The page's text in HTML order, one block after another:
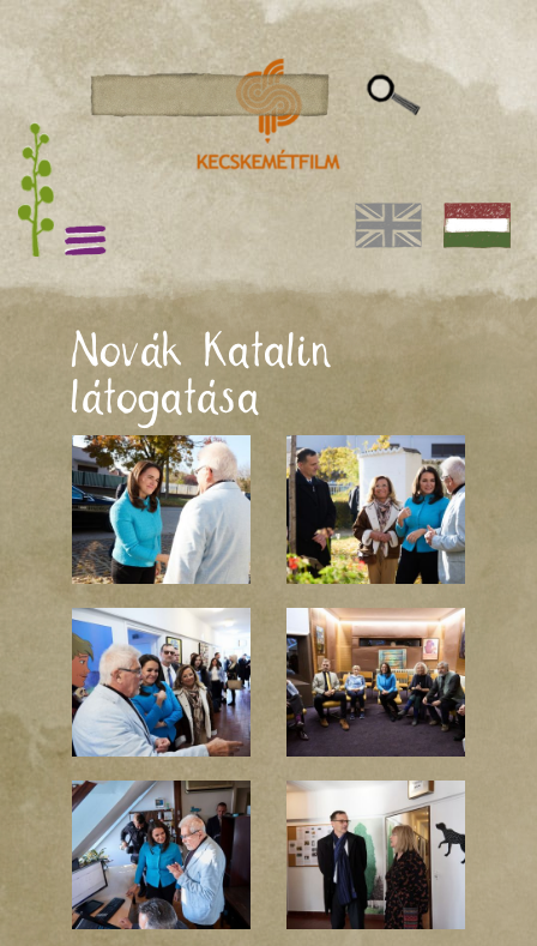
Novák Katalin
látogatása